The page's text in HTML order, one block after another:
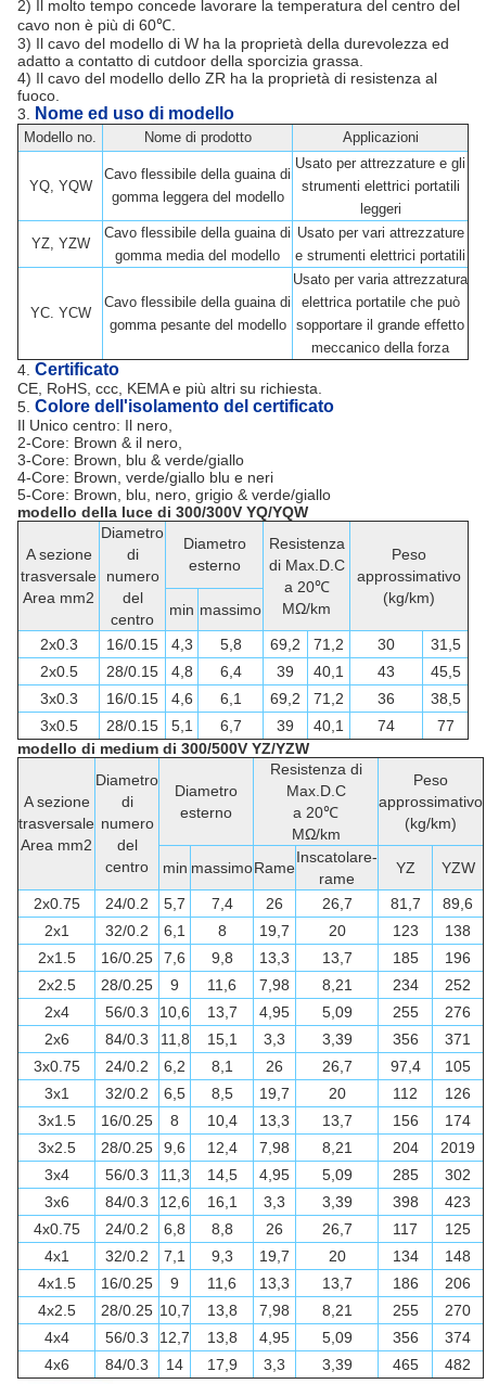
2) Il molto tempo concede lavorare la temperatura del centro del
cavo non è più di 60℃.
3) Il cavo del modello di W ha la proprietà della durevolezza ed
adatto a contatto di cutdoor della sporcizia grassa.
4) Il cavo del modello dello ZR ha la proprietà di resistenza al
fuoco.
3.
Nome ed uso di modello
Modello no. Nome di prodotto Applicazioni
YQ, YQW
Cavo flessibile della guaina di
gomma leggera del modello
Usato per attrezzature e gli
strumenti elettrici portatili
leggeri
YZ, YZW
Cavo flessibile della guaina di
gomma media del modello
Usato per vari attrezzature
e strumenti elettrici portatili
YC. YCW
Cavo flessibile della guaina di
gomma pesante del modello
Usato per varia attrezzatura
elettrica portatile che può
sopportare il grande effetto
meccanico della forza
4. Certificato
CE, RoHS, ccc, KEMA e più altri su richiesta.
5. Colore dell'isolamento del certificato
Il Unico centro: Il nero,
2-Core: Brown & il nero,
3-Core: Brown, blu & verde/giallo
4-Core: Brown, verde/giallo blu e neri
5-Core: Brown, blu, nero, grigio & verde/giallo
modello della luce di 300/300V YQ/YQW
A sezione
trasversale
Area mm2
Diametro
di
numero
del
centro
Diametro
esterno
Resistenza
di Max.D.C
a 20℃
MΩ/km
Peso
approssimativo
(kg/km)
min massimo
2x0.3
16/0.15 4,3 5,8 69,2 71,2 30
31,5
2x0.5
28/0.15 4,8 6,4 39 40,1 43
45,5
3x0.3
16/0.15 4,6 6,1 69,2 71,2 36
38,5
3x0.5
28/0.15 5,1 6,7 39 40,1 74
77
modello di medium di 300/500V YZ/YZW
A sezione
trasversale
Area mm2
Diametro
di
numero
del
centro
Diametro
esterno
Resistenza di
Max.D.C
a 20℃
MΩ/km
Peso
approssimativo
(kg/km)
min massimoRame
Inscatolare-
rame
YZ YZW
2x0.75 24/0.2 5,7 7,4 26 26,7 81,7
89,6
2x1
32/0.2 6,1 8 19,7 20 123
138
2x1.5
16/0.25 7,6 9,8 13,3 13,7 185
196
2x2.5
28/0.25 9 11,6 7,98 8,21 234
252
2x4
56/0.3 10,6 13,7 4,95 5,09 255
276
2x6
84/0.3 11,8 15,1 3,3 3,39 356
371
3x0.75
24/0.2 6,2 8,1 26 26,7 97,4
105
3x1
32/0.2 6,5 8,5 19,7 20 112
126
3x1.5
16/0.25 8 10,4 13,3 13,7 156
174
3x2.5
28/0.25 9,6 12,4 7,98 8,21 204
2019
3x4
56/0.3 11,3 14,5 4,95 5,09 285
302
3x6
84/0.3 12,6 16,1 3,3 3,39 398
423
4x0.75
24/0.2 6,8 8,8 26 26,7 117
125
4x1
32/0.2 7,1 9,3 19,7 20 134
148
4x1.5
16/0.25 9 11,6 13,3 13,7 186
206
4x2.5
28/0.25 10,7 13,8 7,98 8,21 255
270
4x4
56/0.3 12,7 13,8 4,95 5,09 356
374
4x6
84/0.3 14 17,9 3,3 3,39 465 482